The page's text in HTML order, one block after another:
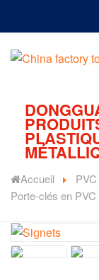
Accueil
Porte-clés en PVC